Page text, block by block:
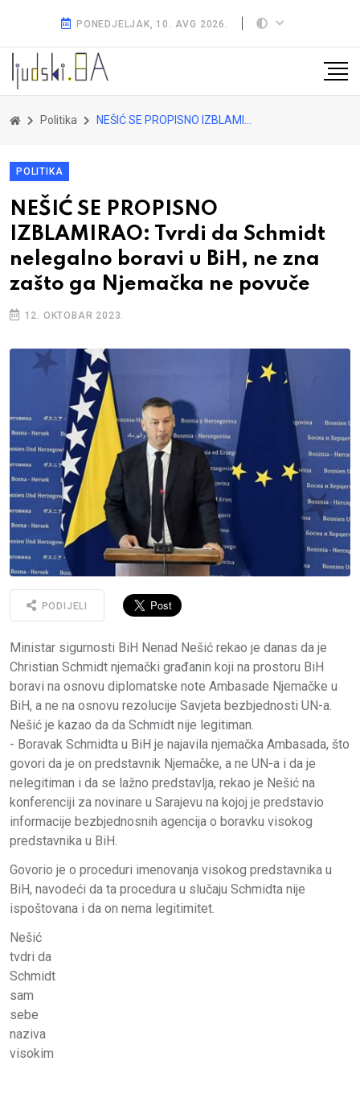
PONEDJELJAK, 10. AVG 2026.
Politika NEŠIĆ SE PROPISNO IZBLAMIRAO: Tvrdi da Schmidt nelegalno boravi u BiH, ne zna zašto ga Njemačka ne povuče
POLITIKA
NEŠIĆ SE PROPISNO
IZBLAMIRAO: Tvrdi da Schmidt
nelegalno boravi u BiH, ne zna
zašto ga Njemačka ne povuče
12. OKTOBAR 2023.
PODIJELI
Ministar sigurnosti BiH Nenad Nešić rekao je danas da je
Christian Schmidt njemački građanin koji na prostoru BiH
boravi na osnovu diplomatske note Ambasade Njemačke u
BiH, a ne na osnovu rezolucije Savjeta bezbjednosti UN-a.
Nešić je kazao da da Schmidt nije legitiman.
- Boravak Schmidta u BiH je najavila njemačka Ambasada, što
govori da je on predstavnik Njemačke, a ne UN-a i da je
nelegitiman i da se lažno predstavlja, rekao je Nešić na
konferenciji za novinare u Sarajevu na kojoj je predstavio
informacije bezbjednosnih agencija o boravku visokog
predstavnika u BiH.
Govorio je o proceduri imenovanja visokog predstavnika u
BiH, navodeći da ta procedura u slučaju Schmidta nije
ispoštovana i da on nema legitimitet.
Nešić
tvdri da
Schmidt
sam
sebe
naziva
visokim